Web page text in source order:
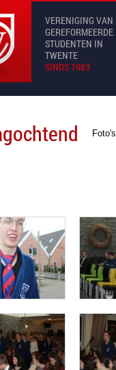
VERENIGING VAN
GEREFORMEERDE
STUDENTEN IN
TWENTE
SINDS 1983
Foto's